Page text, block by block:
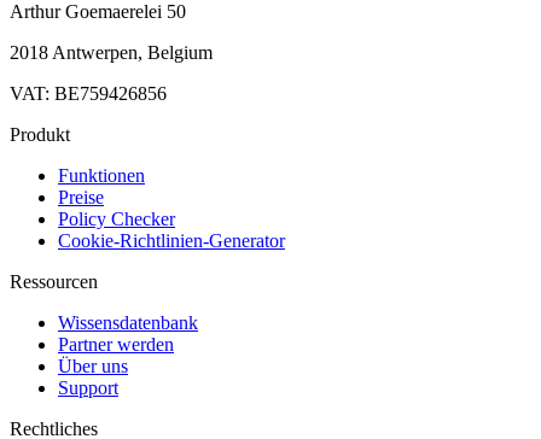
Arthur Goemaerelei 50
2018 Antwerpen, Belgium
VAT: BE759426856
Produkt
Funktionen
Preise
Policy Checker
Cookie-Richtlinien-Generator
Ressourcen
Wissensdatenbank
Partner werden
Über uns
Support
Rechtliches